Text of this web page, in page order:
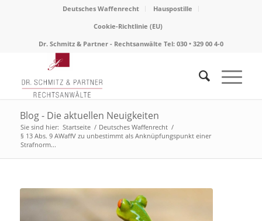
Deutsches Waffenrecht
Hauspostille
Cookie-Richtlinie (EU)
Dr. Schmitz & Partner - Rechtsanwälte Tel: 030 • 329 00 4-0
Blog - Die aktuellen Neuigkeiten
Sie sind hier: Startseite / Deutsches Waffenrecht /
§ 13 Abs. 9 AWaffV zu unbestimmt als Anknüpfungspunkt einer
Strafnorm...